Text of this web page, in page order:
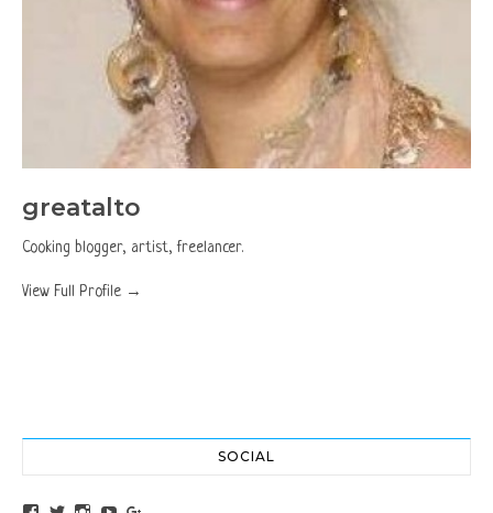
greatalto
Cooking blogger, artist, freelancer.
View Full Profile →
SOCIAL